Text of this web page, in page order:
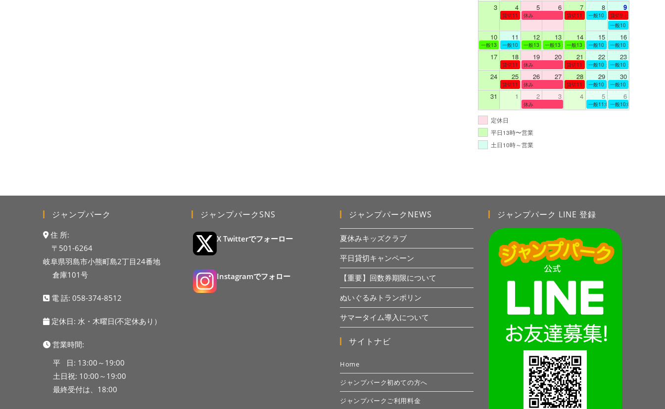
3 4 5 6 7 8 9
貸切11：00～12：00
休み 貸切11：00～12：00
一般10：00～19：00
貸切9：00～10：00
一般10：00～19：00
10 11 12 13 14 15 16
一般13：00～19：00
一般10：00～19：00
一般13：00～19：00
一般13：00～19：00
一般13：00～19：00
一般10：00～19：00一般10：00～19：00
17 18 19 20 21 22 23
貸切11：00～12：00
休み 貸切11：00～13：00
一般10：00～19：00一般10：00～19：00
24 25 26 27 28 29 30
貸切11：00～12：00
休み 貸切11：00～12：00
一般10：00～19：00一般10：00～19：00
31 1 2 3 4 5 6
休み 一般11:00～19:00一般10:00～19:00
定休日
平日13時〜営業
土日10時～営業
ジャンプパーク
住 所:
〒501-6264
岐阜県羽島市小熊町島2丁目24番地
倉庫101号
電 話: 058-374-8512
定休日: 水・木曜日(不定休あり）
営業時間:
平 日: 13:00～19:00
土日祝: 10:00～19:00
最終受付は、18:00
ジャンプパークSNS
X Twitterでフォーロー
Instagramでフォロー
ジャンプパークNEWS
夏休みキッズクラブ
平日貸切キャンペーン
【重要】回数券期限について
ぬいぐるみトランポリン
サマータイム導入について
サイトナビ
Home
ジャンプパーク初めての方へ
ジャンプパークご利用料金
ジャンプパーク LINE 登録